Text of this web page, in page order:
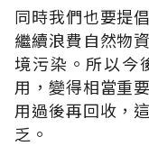
同時我們也要提
繼續浪費自然物
境污染。所以今
用，變得相當重
用過後再回收，
乏。